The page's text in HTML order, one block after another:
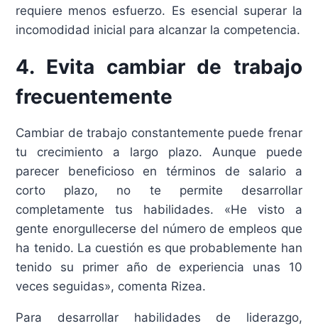
requiere menos esfuerzo. Es esencial superar la
incomodidad inicial para alcanzar la competencia.
4. Evita cambiar de trabajo
frecuentemente
Cambiar de trabajo constantemente puede frenar
tu crecimiento a largo plazo. Aunque puede
parecer beneficioso en términos de salario a
corto plazo, no te permite desarrollar
completamente tus habilidades. «He visto a
gente enorgullecerse del número de empleos que
ha tenido. La cuestión es que probablemente han
tenido su primer año de experiencia unas 10
veces seguidas», comenta Rizea.
Para desarrollar habilidades de liderazgo,